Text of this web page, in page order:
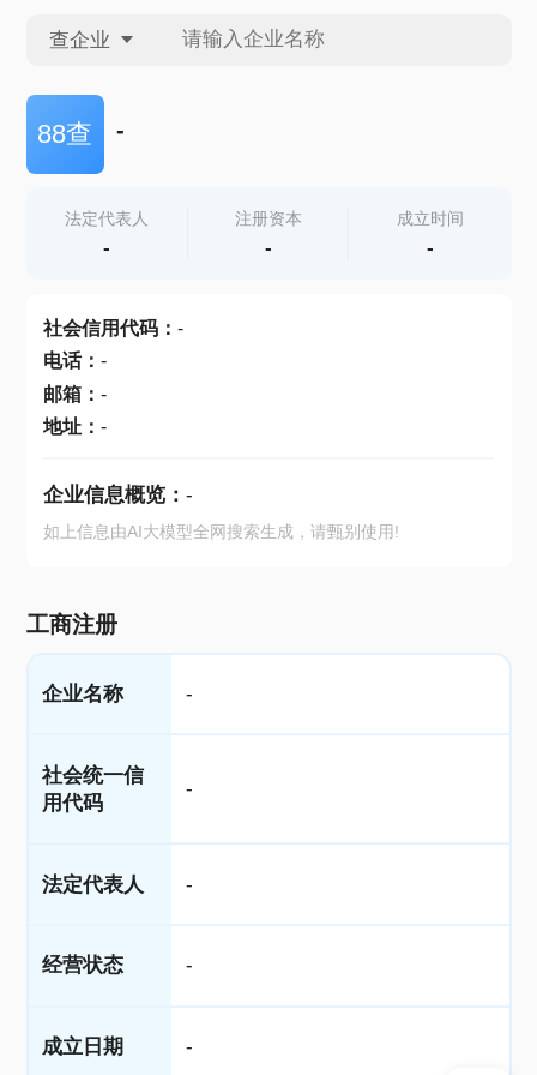
查企业
查企业
查产地
88查 -
法定代表人
-
注册资本
-
成立时间
-
社会信用代码： -
电话： -
邮箱： -
地址： -
企业信息概览： -
如上信息由AI大模型全网搜索生成，请甄别使用!
工商注册
企业名称 -
社会统一信
用代码
-
法定代表人 -
经营状态 -
成立日期 -